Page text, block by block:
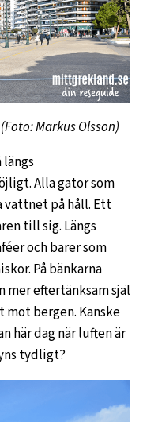
Markus Olsson)
Alla gator som
vattnet på håll. Ett
till sig. Längs
och barer som
På bänkarna
mer eftertänksam själ
bergen. Kanske
här dag när luften är
tydligt?